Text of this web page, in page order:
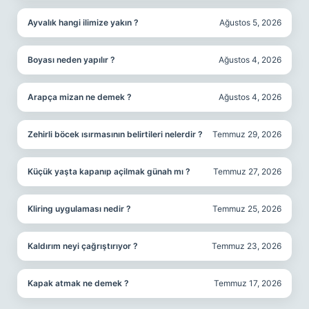
Ayvalık hangi ilimize yakın ? Ağustos 5, 2026
Boyası neden yapılır ? Ağustos 4, 2026
Arapça mizan ne demek ? Ağustos 4, 2026
Zehirli böcek ısırmasının belirtileri nelerdir ? Temmuz 29, 2026
Küçük yaşta kapanıp açilmak günah mı ? Temmuz 27, 2026
Kliring uygulaması nedir ? Temmuz 25, 2026
Kaldırım neyi çağrıştırıyor ? Temmuz 23, 2026
Kapak atmak ne demek ? Temmuz 17, 2026